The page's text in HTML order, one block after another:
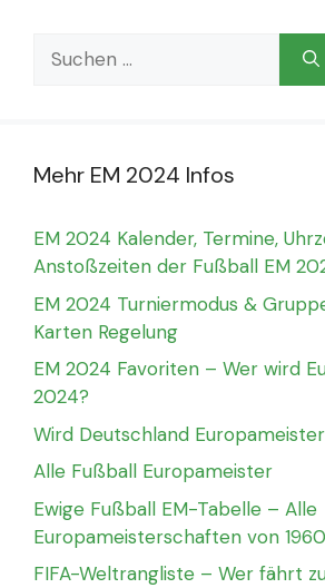
Suchen
nach:
Mehr EM 2024 Infos
EM 2024 Kalender, Termine,
Anstoßzeiten der Fußball EM
EM 2024 Turniermodus &
Karten Regelung
EM 2024 Favoriten – Wer wird
2024?
Wird Deutschland
Alle Fußball Europameister
Ewige Fußball EM-Tabelle – Alle
Europameisterschaften von
FIFA-Weltrangliste – Wer fährt